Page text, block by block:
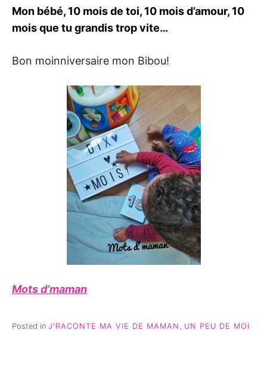
Mon bébé, 10 mois de toi, 10 mois d’amour, 10
mois que tu grandis trop vite…
Bon moinniversaire mon Bibou!
Mots d’maman
Posted in J'RACONTE MA VIE DE MAMAN UN PEU DE MOI